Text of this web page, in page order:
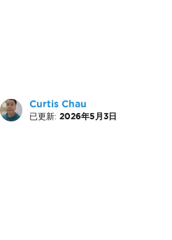
Curtis Chau
已更新: 2026年5月3日